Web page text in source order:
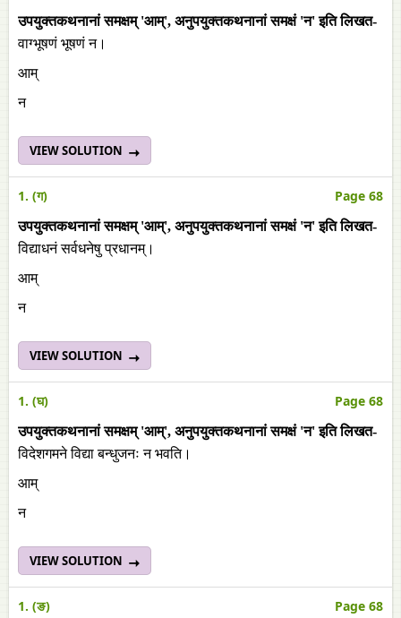
उपयुक्तकथनानां समक्षम् 'आम्', अनुपयुक्तकथनानां समक्षं 'न' इति लिखत-
वाग्भूषणं भूषणं न।
आम्
न
VIEW SOLUTION
1. (ग) Page 68
उपयुक्तकथनानां समक्षम् 'आम्', अनुपयुक्तकथनानां समक्षं 'न' इति लिखत-
विद्याधनं सर्वधनेषु प्रधानम्।
आम्
न
VIEW SOLUTION
1. (घ) Page 68
उपयुक्तकथनानां समक्षम् 'आम्', अनुपयुक्तकथनानां समक्षं 'न' इति लिखत-
विदेशगमने विद्या बन्धुजनः न भवति।
आम्
न
VIEW SOLUTION
1. (ङ) Page 68